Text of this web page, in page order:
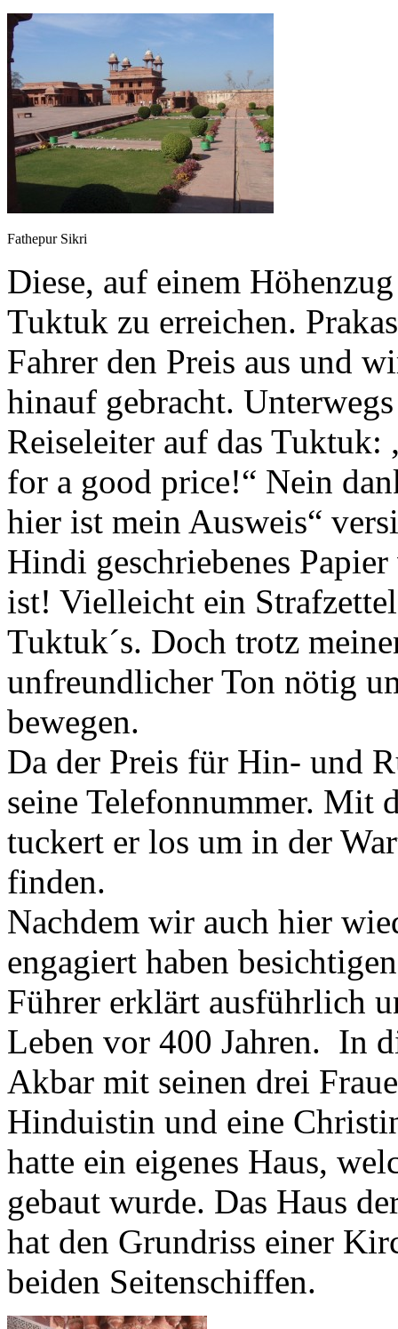
Fathepur Sikri
Diese, auf einem
Tuktuk zu erreichen.
Fahrer den Preis aus und
hinauf gebracht.
Reiseleiter auf das
for a good price!“ Nein
hier ist mein Ausweis“
Hindi geschriebenes
ist! Vielleicht ein
Tuktuk´s. Doch trotz
unfreundlicher Ton nötig
bewegen.
Da der Preis für Hin- und
seine Telefonnummer.
tuckert er los um in der
finden.
Nachdem wir auch hier
engagiert haben
Führer erklärt ausführlich
Leben vor 400 Jahren. In
Akbar mit seinen drei
Hinduistin und eine
hatte ein eigenes Haus,
gebaut wurde. Das Haus
hat den Grundriss einer
beiden Seitenschiffen.